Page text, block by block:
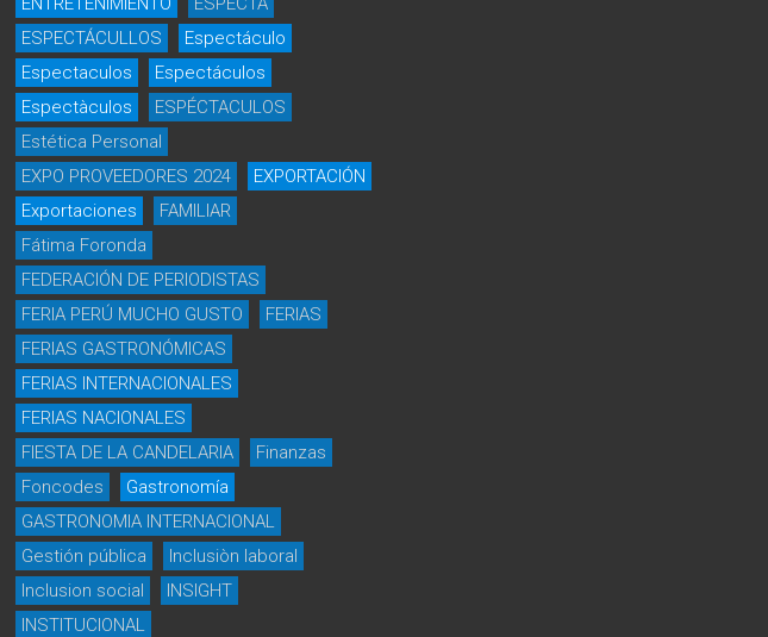
ESPECTÁCULLOS
Espectáculo
Espectaculos
Espectáculos
Espectàculos
ESPÉCTACULOS
Estética Personal
EXPO PROVEEDORES 2024
EXPORTACIÓN
Exportaciones
FAMILIAR
Fátima Foronda
FEDERACIÓN DE PERIODISTAS
FERIA PERÚ MUCHO GUSTO
FERIAS
FERIAS GASTRONÓMICAS
FERIAS INTERNACIONALES
FERIAS NACIONALES
FIESTA DE LA CANDELARIA
Finanzas
Foncodes
Gastronomía
GASTRONOMIA INTERNACIONAL
Gestión pública
Inclusiòn laboral
Inclusion social
INSIGHT
INSTITUCIONAL